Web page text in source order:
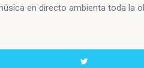
en directo ambienta toda la